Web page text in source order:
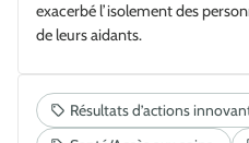
exacerbé l’isolement des
de leurs aidants.